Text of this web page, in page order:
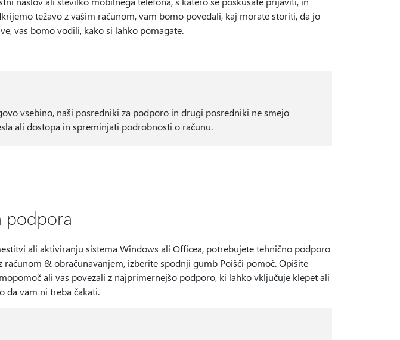
težavo z vašim računom, vam bomo povedali, kaj morate storiti, da jo
vas bomo vodili, kako si lahko pomagate.
vsebino, naši posredniki za podporo in drugi posredniki ne smejo
ali dostopa in spreminjati podrobnosti o računu.
podpora
ali aktiviranju sistema Windows ali Officea, potrebujete tehnično podporo
računom & obračunavanjem, izberite spodnji gumb Poišči pomoč. Opišite
ali vas povezali z najprimernejšo podporo, ki lahko vključuje klepet ali
da vam ni treba čakati.